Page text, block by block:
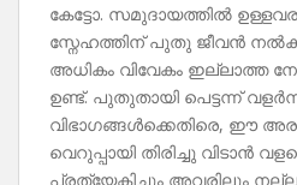
കേട്ടോ. സമുദായത്തിൽ
സ്നേഹത്തിന് പുതു ജീവൻ
അധികം വിവേകം ഇല്ലാത്ത
ഉണ്ട്. പുതുതായി പെട്ടന്ന്
വിഭാഗങ്ങൾക്കെതിരെ, ഈ
വെറുപ്പായി തിരിച്ചു വിടാൻ
പ്രത്യേകിച്ചും അവരിലും